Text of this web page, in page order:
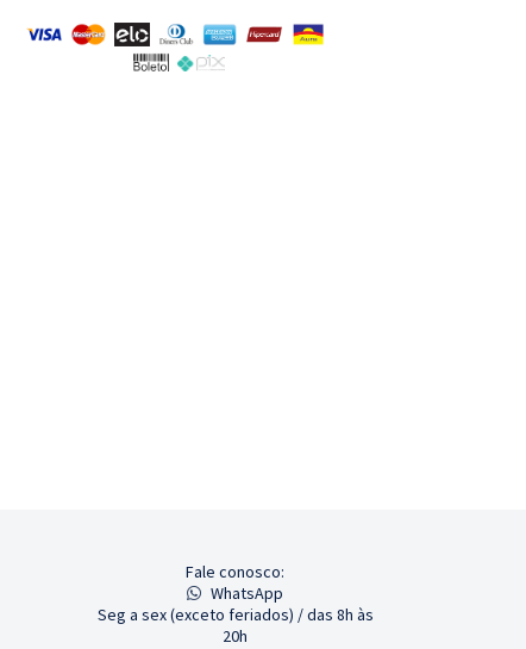
Fale conosco:
WhatsApp
Seg a sex (exceto feriados) / das 8h às
20h